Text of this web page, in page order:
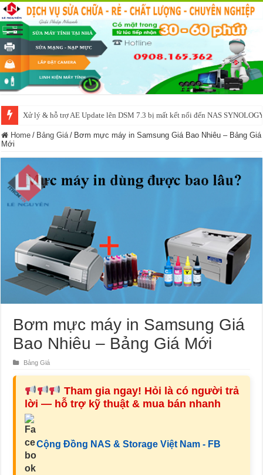
Xử lý & hỗ trợ AE Update lên DSM 7.3 bị mất kết nối đến NAS
NAS IO DATA N3160 2BAY 4BAY – chạy SYNOLOGY, OMV, CASA
Home / Bảng Giá / Bơm mực máy in Samsung Giá Bao Nhiêu – Bảng Giá
Mới
Bơm mực máy in Samsung Giá
Bao Nhiêu – Bảng Giá Mới
Bảng Giá
Tham gia ngay! Hỏi là có người trả
lời — hỗ trợ kỹ thuật & mua bán nhanh
Cộng Đồng NAS & Storage Việt Nam - FB